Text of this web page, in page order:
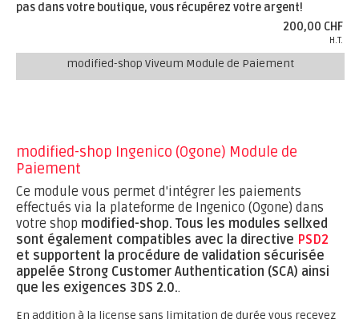
pas dans votre boutique, vous récupérez votre argent!
200,00 CHF
H.T.
modified-shop Viveum Module de Paiement
modified-shop Ingenico (Ogone) Module de
Paiement
Ce module vous permet d'intégrer les paiements
effectués via la plateforme de Ingenico (Ogone) dans
votre shop modified-shop. Tous les modules sellxed
sont également compatibles avec la directive PSD2
et supportent la procédure de validation sécurisée
appelée Strong Customer Authentication (SCA) ainsi
que les exigences 3DS 2.0..
En addition à la license sans limitation de durée vous recevez